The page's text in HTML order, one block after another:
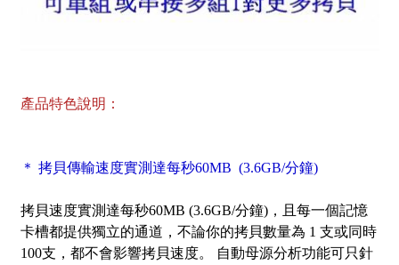
產品特色說明：
＊ 拷貝傳輸速度實測達每秒60MB (3.6GB/分鐘)
拷貝速度實測達每秒60MB (3.6GB/分鐘)，且每一個記憶
卡槽都提供獨立的通道，不論你的拷貝數量為 1 支或同時
100支，都不會影響拷貝速度。 自動母源分析功能可只針